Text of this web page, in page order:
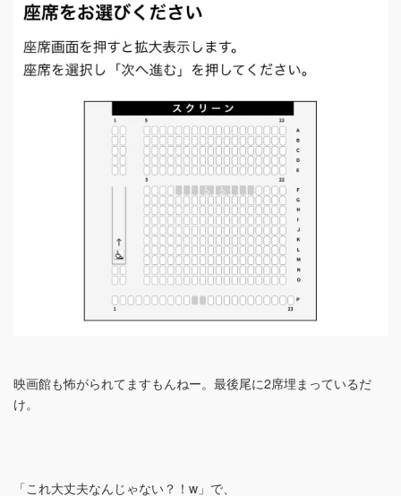
映画館も怖がられてますもんねー。最後尾に2席埋まっているだ
け。
「これ大丈夫なんじゃない？！w」で、